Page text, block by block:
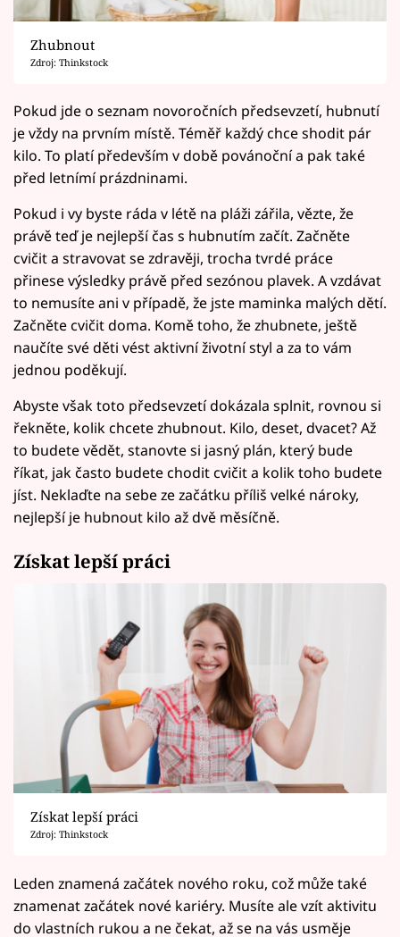
Zhubnout
Zdroj: Thinkstock
Pokud jde o seznam novoročních předsevzetí, hubnutí
je vždy na prvním místě. Téměř každý chce shodit pár
kilo. To platí především v době povánoční a pak také
před letnímí prázdninami.
Pokud i vy byste ráda v létě na pláži zářila, vězte, že
právě teď je nejlepší čas s hubnutím začít. Začněte
cvičit a stravovat se zdravěji, trocha tvrdé práce
přinese výsledky právě před sezónou plavek. A vzdávat
to nemusíte ani v případě, že jste maminka malých dětí.
Začněte cvičit doma. Komě toho, že zhubnete, ještě
naučíte své děti vést aktivní životní styl a za to vám
jednou poděkují.
Abyste však toto předsevzetí dokázala splnit, rovnou si
řekněte, kolik chcete zhubnout. Kilo, deset, dvacet? Až
to budete vědět, stanovte si jasný plán, který bude
říkat, jak často budete chodit cvičit a kolik toho budete
jíst. Neklaďte na sebe ze začátku příliš velké nároky,
nejlepší je hubnout kilo až dvě měsíčně.
Získat lepší práci
Získat lepší práci
Zdroj: Thinkstock
Leden znamená začátek nového roku, což může také
znamenat začátek nové kariéry. Musíte ale vzít aktivitu
do vlastních rukou a ne čekat, až se na vás usměje